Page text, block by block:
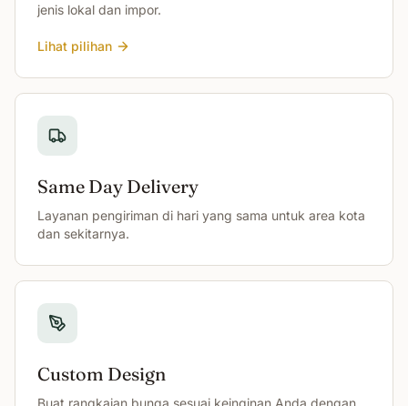
jenis lokal dan impor.
Lihat pilihan
Same Day Delivery
Layanan pengiriman di hari yang sama untuk area kota
dan sekitarnya.
Custom Design
Buat rangkaian bunga sesuai keinginan Anda dengan